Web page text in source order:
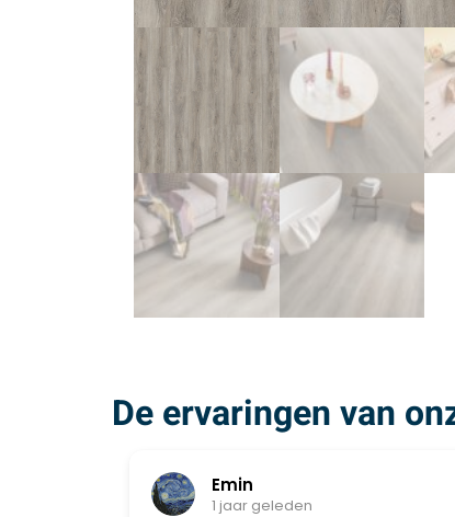
De ervaringen van
Emin
1 jaar geleden